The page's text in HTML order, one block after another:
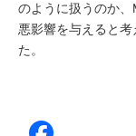
のように扱うのか
悪影響を与えると
た。